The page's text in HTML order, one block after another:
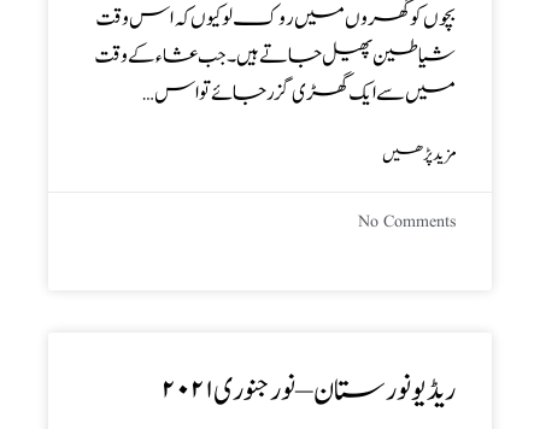
بچوں کو گھروں میں روک لو کیوں کہ اس وقت
شیاطین پھیل جاتے ہیں ۔ جب عشاء کے وقت
میں سے ایک گھڑی گزر جائے تو اس…
مزید پڑھیں
No Comments
ریڈیو نورستان – نور جنوری ۲۰۲۱